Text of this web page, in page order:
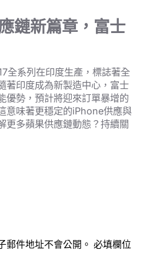
鏈新篇章，富士
全系列在印度生產，標誌著全
著印度成為新製造中心，富士
優勢，預計將迎來訂單暴增的
意味著更穩定的iPhone供應與
更多蘋果供應鏈動態？持續關
郵件地址不會公開。 必填欄位